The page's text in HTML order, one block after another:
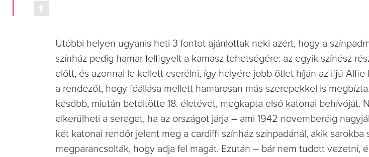
Utóbbi helyen ugyanis heti 3 fontot ajánlottak neki azért, hogy a
színház pedig hamar felfigyelt a kamasz tehetségére: az egyik színész
előtt, és azonnal le kellett cserélni, így helyére jobb ötlet híján az ifjú
a rendezőt, hogy főállása mellett hamarosan más szerepekkel is
később, miután betöltötte 18. életévét, megkapta első katonai behívóját.
elkerülheti a sereget, ha az országot járja – ami 1942 novemberéig
két katonai rendőr jelent meg a cardiffi színház színpadánál, akik sarokba
megparancsolták, hogy adja fel magát. Ezután – bár nem tudott vezetni,